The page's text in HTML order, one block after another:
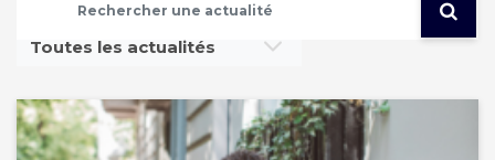
Toutes les actualités